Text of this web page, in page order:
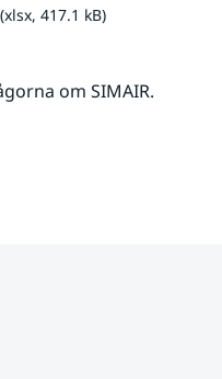
xlsx, 417.1 kB.
(xlsx, 417.1 kB)
om SIMAIR.